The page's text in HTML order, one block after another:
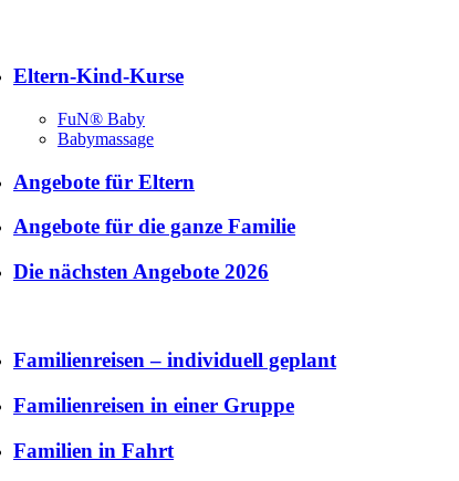
Eltern-Kind-Kurse
FuN® Baby
Babymassage
Angebote für Eltern
Angebote für die ganze Familie
Die nächsten Angebote 2026
Familienreisen – individuell geplant
Familienreisen in einer Gruppe
Familien in Fahrt